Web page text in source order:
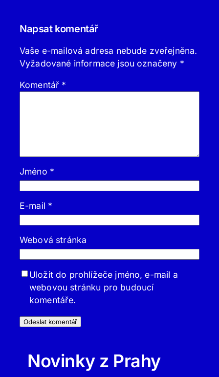
Napsat komentář
Vaše e-mailová adresa nebude zveřejněna.
Vyžadované informace jsou označeny *
Komentář *
Jméno *
E-mail *
Webová stránka
Uložit do prohlížeče jméno, e-mail a
webovou stránku pro budoucí
komentáře.
Novinky z Prahy